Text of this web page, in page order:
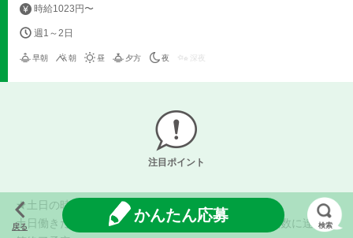
時給1023円〜
週1～2日
早朝 朝 昼 夕方 夜 深夜
注目ポイント
★土日の時給大幅アップ★
土日働きたい方募集しております！ ※数名限定。人数に達し次
戻る
かんたん応募
検索